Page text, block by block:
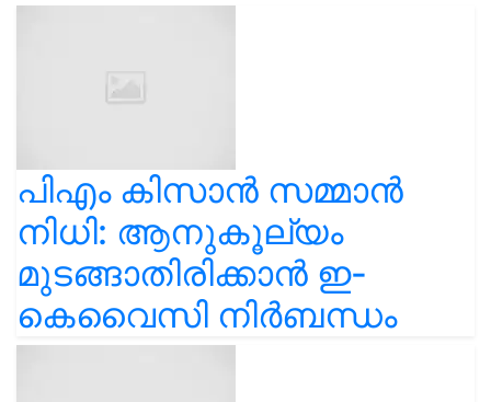
പിഎം കിസാൻ സമ്മാൻ
നിധി: ആനുകൂല്യം
മുടങ്ങാതിരിക്കാൻ ഇ-
കെവൈസി നിർബന്ധം